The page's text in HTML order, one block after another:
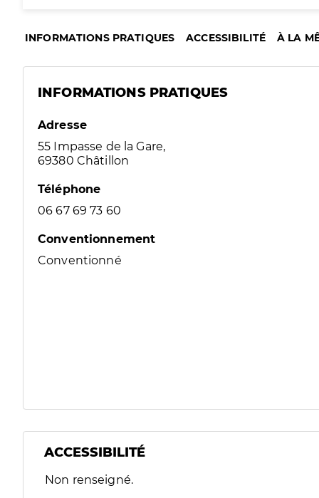
INFORMATIONS PRATIQUES ACCESSIBILITÉ À LA
INFORMATIONS PRATIQUES
Adresse
55 Impasse de la Gare,
69380 Châtillon
Téléphone
06 67 69 73 60
Conventionnement
Conventionné
ACCESSIBILITÉ
Filtres
Sélectionnez un ou plusieurs handicaps/besoins
Non renseigné.